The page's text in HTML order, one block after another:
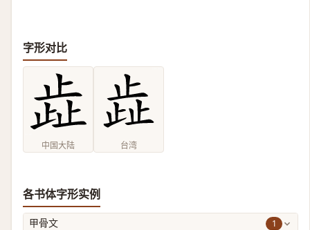
字形对比
中国大陆 台湾
各书体字形实例
甲骨文 1